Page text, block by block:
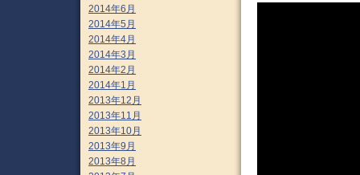
2014年6月
2014年5月
2014年4月
2014年3月
2014年2月
2014年1月
2013年12月
2013年11月
2013年10月
2013年9月
2013年8月